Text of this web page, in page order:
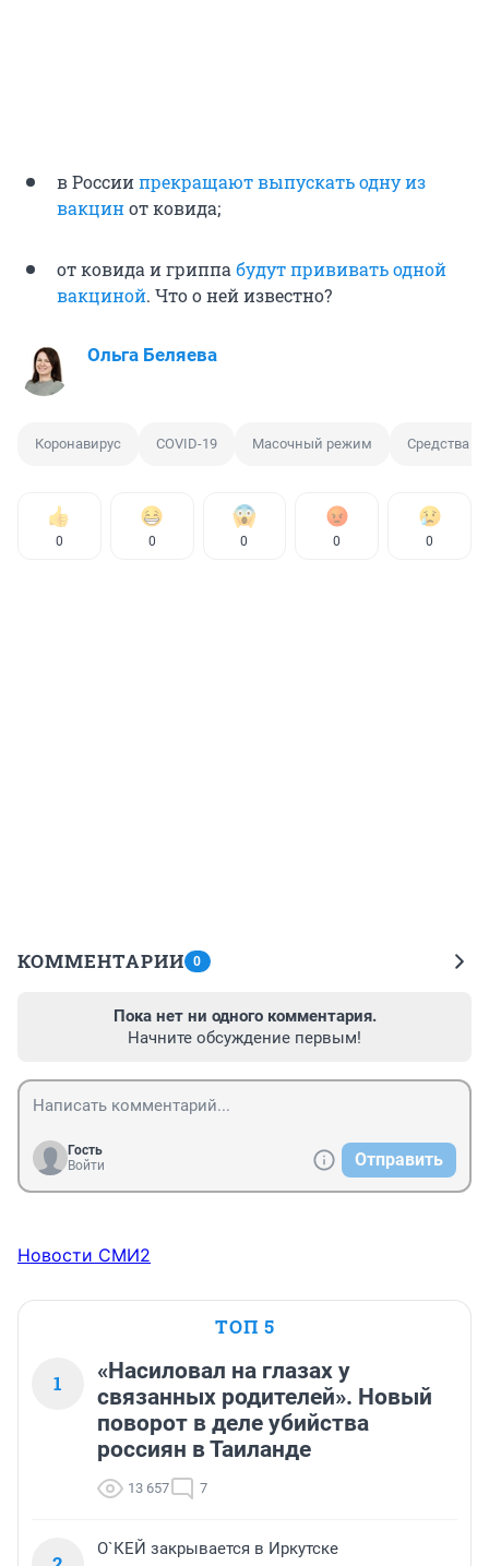
в Россиипрекращают выпускать одну из
вакцинот ковида;
от ковида и гриппабудут прививать одной
вакциной. Что о ней известно?
Ольга Беляева
Коронавирус COVID-19 Масочный режим Средства
0 0 0 0 0
КОММЕНТАРИИ 0
Пока нет ни одного комментария.
Начните обсуждение первым!
Гость
Войти
Отправить
Новости СМИ2
ТОП 5
1
«Насиловал на глазах у
связанных родителей». Новый
поворот в деле убийства
россиян в Таиланде
13 657 7
О`КЕЙ закрывается в Иркутске